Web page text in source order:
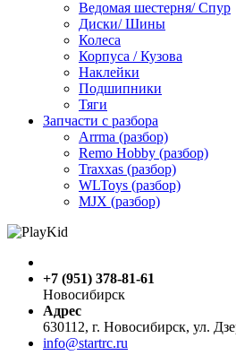
Ведомая шестерня/ Спур
Диски/ Шины
Колеса
Корпуса / Кузова
Наклейки
Подшипники
Тяги
Запчасти с разбора
Arrma (разбор)
Remo Hobby (разбор)
Traxxas (разбор)
WLToys (разбор)
MJX (разбор)
+7 (951) 378-81-61
Новосибирск
Адрес
630112, г. Новосибирск, ул.
info@startrc.ru